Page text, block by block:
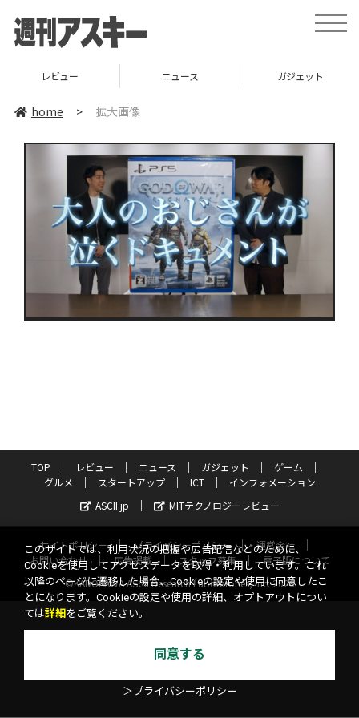
toggle
レビュー ニュース ガジェット
home > 拡大画像
TOP レビュー ニュース ガジェット
ゲーム
グルメ
スタートアップ ICT
インフォメーション
ASCII.jp
MITテクノロジーレビュー
サイトポリシー プライバシーポリシー
運営会社
お問い合わせ
広告掲載 スタッフ募集
電子版について
©KADOKAWA ASCII Research Laboratories, Inc. 2026
このサイトでは、利用状況の把握や広告配信などのために、
Cookieを使用してアクセスデータを取得・利用しています。これ
以降のページに遷移した場合、Cookieの設定や使用に同意したこ
とになります。Cookieの設定や使用の詳細、オプトアウトについ
ては詳細 をご覧ください。
同意する
＞プライバシーポリシー